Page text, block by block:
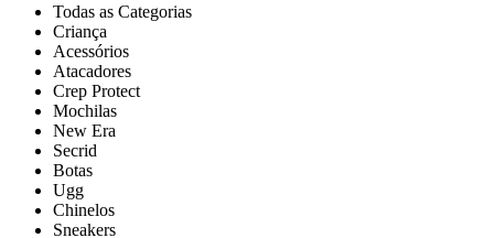
Todas as Categorias
Criança
Acessórios
Atacadores
Crep Protect
Mochilas
New Era
Secrid
Botas
Ugg
Chinelos
Sneakers